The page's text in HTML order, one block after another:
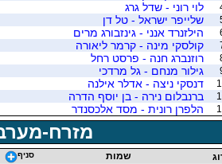
לוי רוני - שדל גרג
שלייפר ישראל - טל דן
הילזנרד אנני - גינזבורג מרים
קולסקי מינה - קרמר ליאורה
רוזנברג חנה - פרסט רחל
גילור מנחם - גל מרדכי
דנסקי ניצה - אדלר אילנה
ברנבלום נירה - בן יוסף הדרה
הלפרן רונית - מסד אלכסנדר
מזרח-
שמות סניף